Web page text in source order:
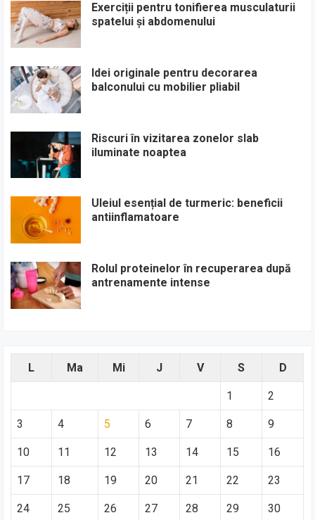
Exerciții pentru tonifierea musculaturii
spatelui și abdomenului
Idei originale pentru decorarea
balconului cu mobilier pliabil
Riscuri în vizitarea zonelor slab
iluminate noaptea
Uleiul esențial de turmeric: beneficii
antiinflamatoare
Rolul proteinelor în recuperarea după
antrenamente intense
L Ma Mi J V S D
1 2
3 4 5 6 7 8 9
10 11 12 13 14 15 16
17 18 19 20 21 22 23
24 25 26 27 28 29 30